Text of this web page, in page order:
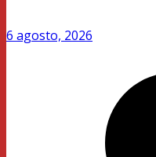
6 agosto, 2026